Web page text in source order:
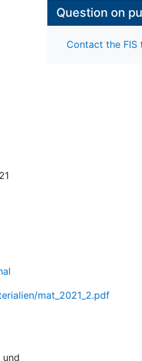
mat_2021_2.pdf
und
Question on
Contact the FIS